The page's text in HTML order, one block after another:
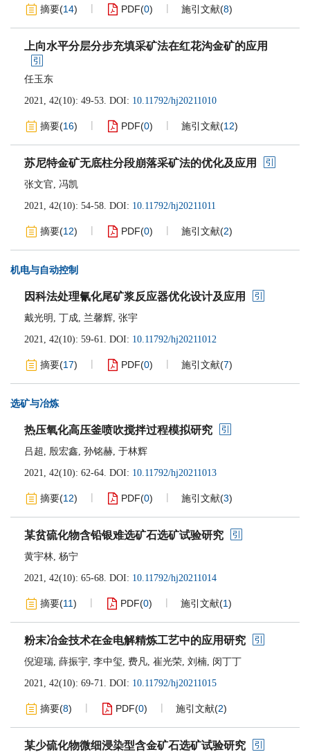
摘要(14) PDF(0) 施引文献(8)
上向水平分层分步充填采矿法在红花沟金矿的应用
任玉东
2021, 42(10): 49-53. DOI: 10.11792/hj20211010
摘要(16) PDF(0) 施引文献(12)
苏尼特金矿无底柱分段崩落采矿法的优化及应用
张文官, 冯凯
2021, 42(10): 54-58. DOI: 10.11792/hj20211011
摘要(12) PDF(0) 施引文献(2)
机电与自动控制
因科法处理氰化尾矿浆反应器优化设计及应用
戴光明 , 丁成, 兰馨辉, 张宇
2021, 42(10): 59-61. DOI: 10.11792/hj20211012
摘要(17) PDF(0) 施引文献(7)
选矿与冶炼
热压氧化高压釜喷吹搅拌过程模拟研究
吕超 , 殷宏鑫, 孙铭赫, 于林辉
2021, 42(10): 62-64. DOI: 10.11792/hj20211013
摘要(12) PDF(0) 施引文献(3)
某贫硫化物含铅银难选矿石选矿试验研究
黄宇林, 杨宁
2021, 42(10): 65-68. DOI: 10.11792/hj20211014
摘要(11) PDF(0) 施引文献(1)
粉末冶金技术在金电解精炼工艺中的应用研究
倪迎瑞, 薛振宇, 李中玺, 费凡, 崔光荣, 刘楠, 闵丁丁
2021, 42(10): 69-71. DOI: 10.11792/hj20211015
摘要(8) PDF(0) 施引文献(2)
某少硫化物微细浸染型含金矿石选矿试验研究